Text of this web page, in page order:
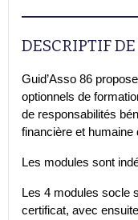
DESCRIPTIF
Guid’Asso 86
optionnels de
de responsabilités
financière et humaine
Les modules sont
Les 4 modules socle
certificat, avec